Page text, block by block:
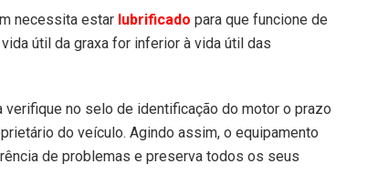
necessita estar lubrificado para que funcione de
útil da graxa for inferior à vida útil das
no selo de identificação do motor o prazo
do veículo. Agindo assim, o equipamento
de problemas e preserva todos os seus